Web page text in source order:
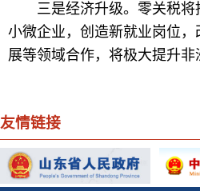
三是经济升级。零关税将
小微企业，创造新就业岗位
展等领域合作，将极大提升
友情链接